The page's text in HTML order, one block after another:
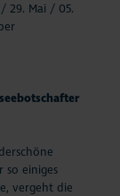
29. Mai / 05.
so einiges
vergeht die